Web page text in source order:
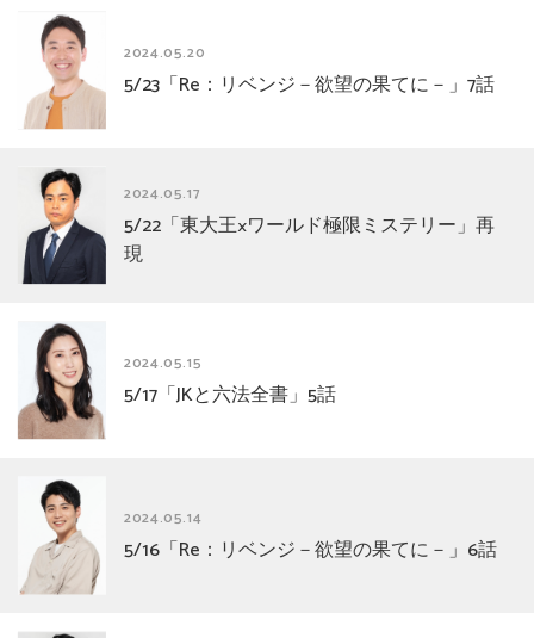
2024.05.20
5/23「Re：リベンジ－欲望の果てに－」7話
2024.05.17
5/22「東大王×ワールド極限ミステリー」再
現
2024.05.15
5/17「JKと六法全書」5話
2024.05.14
5/16「Re：リベンジ－欲望の果てに－」6話